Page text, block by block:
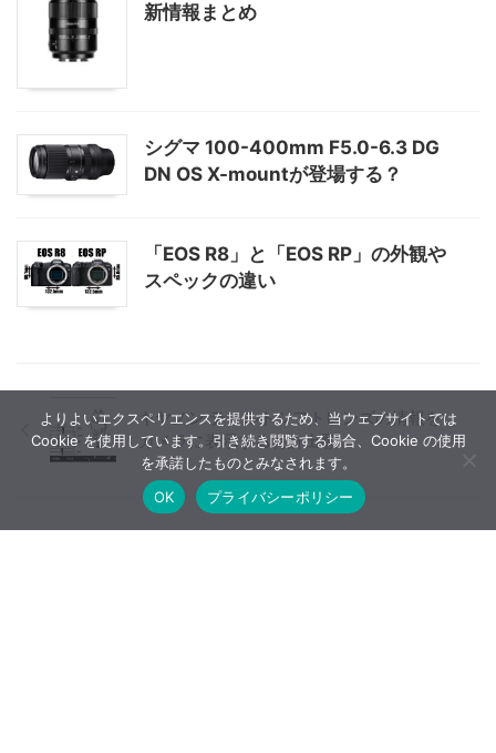
新情報まとめ
シグマ 100-400mm F5.0-6.3 DG
DN OS X-mountが登場する？
「EOS R8」と「EOS RP」の外観や
スペックの違い
キヤノン ティルトシフトレンズの情報を
カメラに表示する特許出願
よりよいエクスペリエンスを提供するため、当ウェブサイトでは
Cookie を使用しています。引き続き閲覧する場合、Cookie の使用
を承諾したものとみなされます。
OK
プライバシーポリシー